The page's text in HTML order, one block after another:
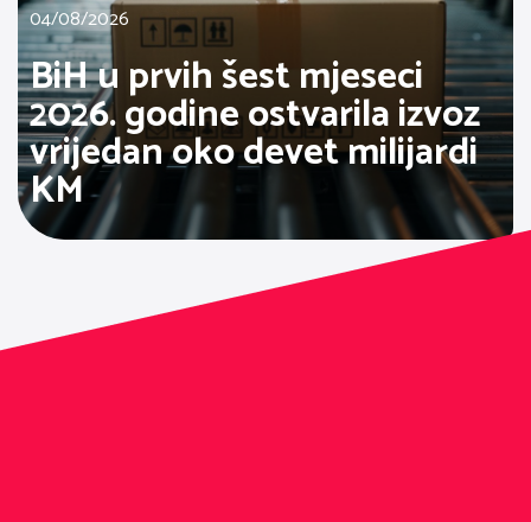
04/08/2026
BiH u prvih šest mjeseci
2026. godine ostvarila izvoz
vrijedan oko devet milijardi
KM